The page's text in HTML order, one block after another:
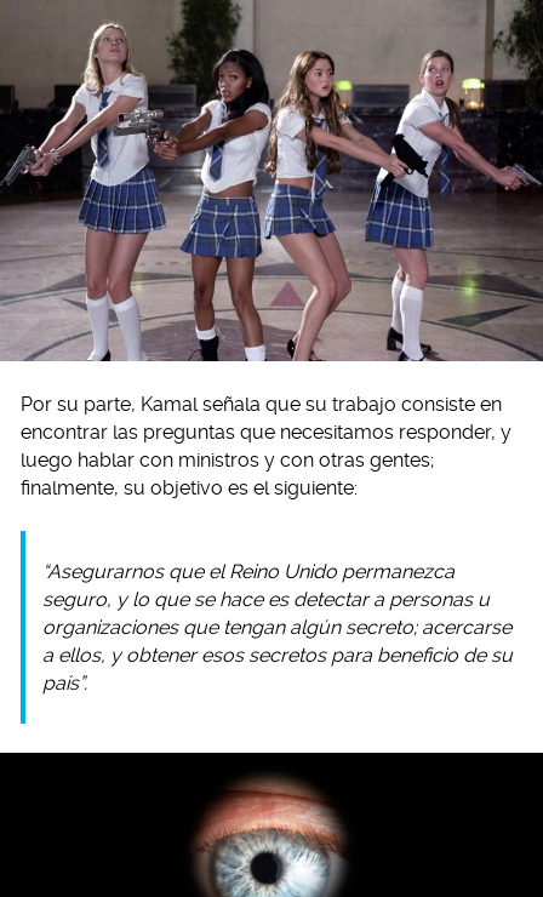
Por su parte, Kamal señala que su trabajo consiste en
encontrar las preguntas que necesitamos responder, y
luego hablar con ministros y con otras gentes;
finalmente, su objetivo es el siguiente:
“Asegurarnos que el Reino Unido permanezca
seguro, y lo que se hace es detectar a personas u
organizaciones que tengan algún secreto; acercarse
a ellos, y obtener esos secretos para beneficio de su
país”.